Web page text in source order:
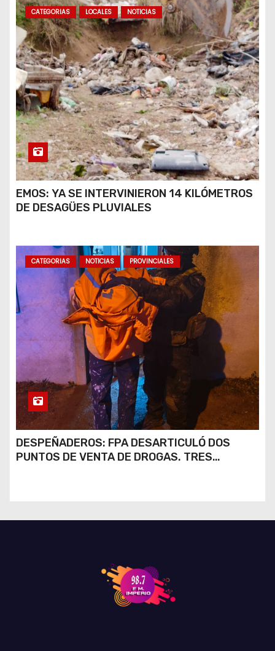
CATEGORIAS LOCALES NOTICIAS
EMOS: YA SE INTERVINIERON 14 KILÓMETROS
DE DESAGÜES PLUVIALES
CATEGORIAS NOTICIAS PROVINCIALES
DESPEÑADEROS: FPA DESARTICULÓ DOS
PUNTOS DE VENTA DE DROGAS. TRES